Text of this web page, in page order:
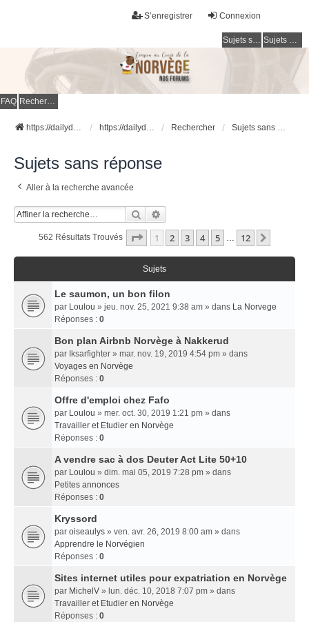
Connexion
S’enregistrer
Sujets sans réponse Sujets actifs
FAQ Rechercher
https://dailydigesthub.com https://dailydigesthub.com Rechercher Sujets sans réponse
Sujets sans réponse
Aller à la recherche avancée
Rechercher
562 Résultats Trouvés Page 1Sur
1 2 3 4 5 … 12
Sujets
Le saumon, un bon filon
par Loulou » jeu. nov. 25, 2021 9:38 am » dans La Norvege
Réponses : 0
Bon plan Airbnb Norvège à Nakkerud
par Iksarfighter » mar. nov. 19, 2019 4:54 pm » dans
Voyages en Norvège
Réponses : 0
Offre d'emploi chez Fafo
par Loulou » mer. oct. 30, 2019 1:21 pm » dans
Travailler et Etudier en Norvège
Réponses : 0
A vendre sac à dos Deuter Act Lite 50+10
par Loulou » dim. mai 05, 2019 7:28 pm » dans
Petites annonces
Réponses : 0
Kryssord
par oiseaulys » ven. avr. 26, 2019 8:00 am » dans
Apprendre le Norvégien
Réponses : 0
Sites internet utiles pour expatriation en Norvège
par MichelV » lun. déc. 10, 2018 7:07 pm » dans
Travailler et Etudier en Norvège
Réponses : 0